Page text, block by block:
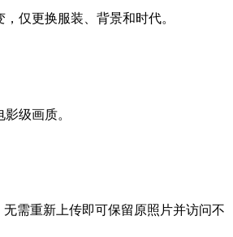
仅更换服装、背景和时代。
级画质。
无需重新上传即可保留原照片并访问不